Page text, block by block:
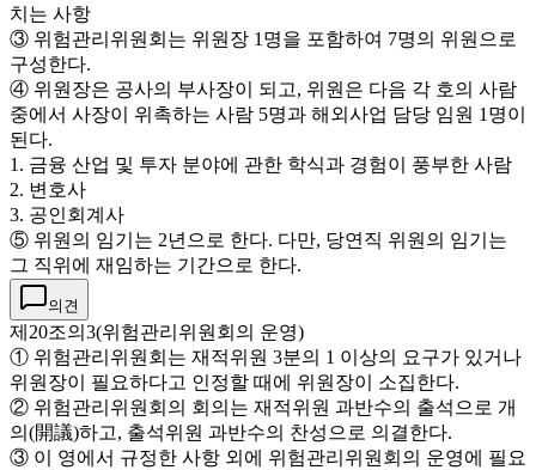
치는 사항
③ 위험관리위원회는 위원장 1명을 포함하여 7명의 위원으로
구성한다.
④ 위원장은 공사의 부사장이 되고, 위원은 다음 각 호의 사람
중에서 사장이 위촉하는 사람 5명과 해외사업 담당 임원 1명이
된다.
1. 금융 산업 및 투자 분야에 관한 학식과 경험이 풍부한 사람
2. 변호사
3. 공인회계사
⑤ 위원의 임기는 2년으로 한다. 다만, 당연직 위원의 임기는
그 직위에 재임하는 기간으로 한다.
의견
제20조의3(위험관리위원회의 운영)
① 위험관리위원회는 재적위원 3분의 1 이상의 요구가 있거나
위원장이 필요하다고 인정할 때에 위원장이 소집한다.
② 위험관리위원회의 회의는 재적위원 과반수의 출석으로 개
의(開議)하고, 출석위원 과반수의 찬성으로 의결한다.
③ 이 영에서 규정한 사항 외에 위험관리위원회의 운영에 필요